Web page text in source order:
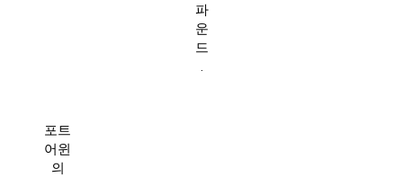
파
운
드
.
포트
어윈
의